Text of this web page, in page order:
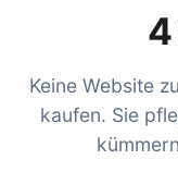
Keine Website
kaufen. Sie